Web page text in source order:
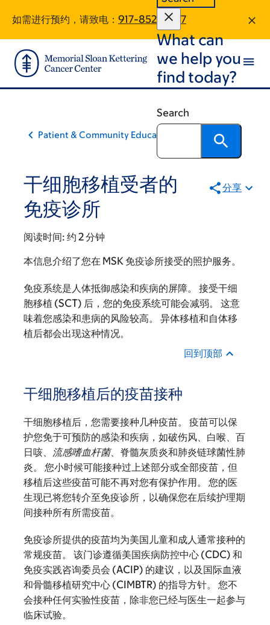
main
content
footer
如需进行预约，请致电： 917-852-0827
What can
we help you
find today?
Search
Patient & Community Education
干细胞移植受者的
免疫诊所
分享
阅读时间: 约 2 分钟
本信息介绍了您在 MSK 免疫诊所接受的照护服务。
免疫系统是人体抵御感染和疾病的屏障。 接受干细
胞移植 (SCT) 后，您的免疫系统可能会减弱。 这意
味着您感染和患病的风险较高。 异体移植和自体移
植后都会出现这种情况。
回到顶部
干细胞移植后的疫苗接种
干细胞移植后，您需要接种几种疫苗。 疫苗可以保
护您免于可预防的感染和疾病，如破伤风、白喉、百
日咳、 流感嗜血杆菌、脊髓灰质炎和肺炎链球菌性肺
炎。 您小时候可能接种过上述部分或全部疫苗，但
移植后这些疫苗可能不再对您有保护作用。 您的医
生现已将您转介至免疫诊所，以确保您在后续护理期
间接种所有所需疫苗。
免疫诊所提供的疫苗均为美国儿童和成人通常接种的
常规疫苗。 该门诊遵循美国疾病防控中心 (CDC) 和
免疫实践咨询委员会 (ACIP) 的建议，以及国际血液
和骨髓移植研究中心 (CIMBTR) 的指导方针。 您不
会接种任何实验性疫苗，除非您已经与医生一起参与
临床试验。